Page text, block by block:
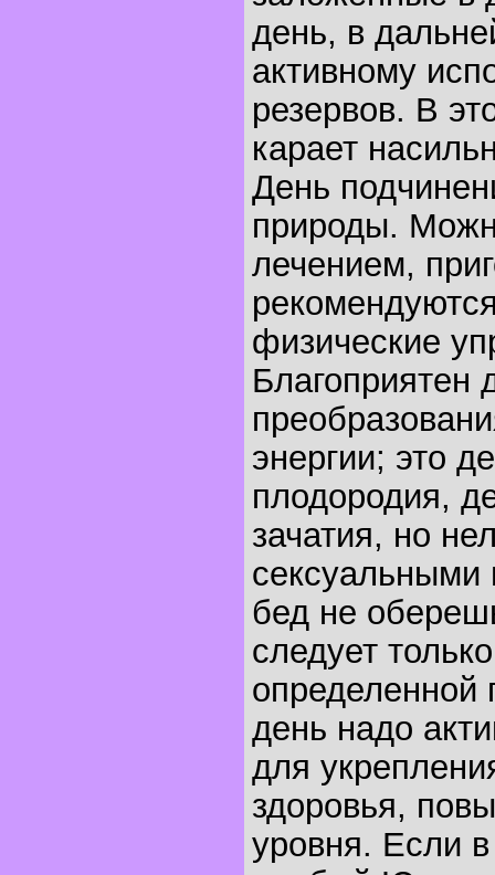
день, в
активному
резервов. В
карает
День
природы.
лечением,
физические
Благоприятен
энергии; это
плодородия,
зачатия, но
сексуальными
бед не
следует
определенной
день надо
для
здоровья,
уровня. Если